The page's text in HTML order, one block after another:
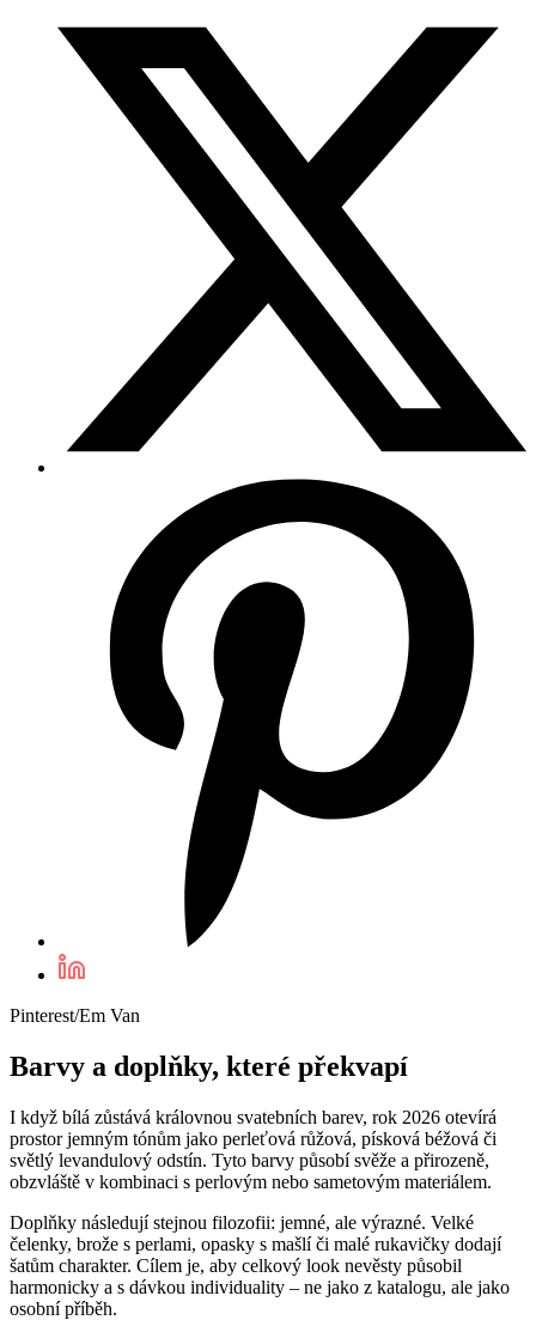
Pinterest/Em Van
Barvy a doplňky, které překvapí
I když bílá zůstává královnou svatebních barev, rok 2026 otevírá
prostor jemným tónům jako perleťová růžová, písková béžová či
světlý levandulový odstín. Tyto barvy působí svěže a přirozeně,
obzvláště v kombinaci s perlovým nebo sametovým materiálem.
Doplňky následují stejnou filozofii: jemné, ale výrazné. Velké
čelenky, brože s perlami, opasky s mašlí či malé rukavičky dodají
šatům charakter. Cílem je, aby celkový look nevěsty působil
harmonicky a s dávkou individuality – ne jako z katalogu, ale jako
osobní příběh.